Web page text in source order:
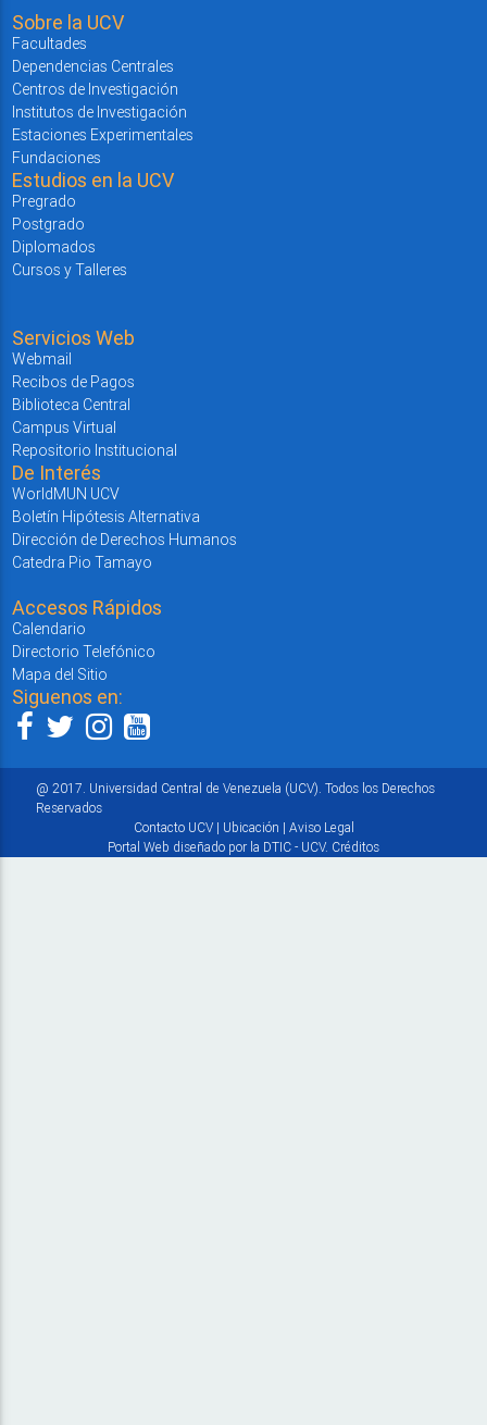
Sobre la UCV
Facultades
Dependencias Centrales
Centros de Investigación
Institutos de Investigación
Estaciones Experimentales
Fundaciones
Estudios en la UCV
Pregrado
Postgrado
Diplomados
Cursos y Talleres
Servicios Web
Webmail
Recibos de Pagos
Biblioteca Central
Campus Virtual
Repositorio Institucional
De Interés
WorldMUN UCV
Boletín Hipótesis Alternativa
Dirección de Derechos Humanos
Catedra Pio Tamayo
Accesos Rápidos
Calendario
Directorio Telefónico
Mapa del Sitio
Siguenos en:
@ 2017. Universidad Central de Venezuela (UCV). Todos los Derechos
Reservados
Contacto UCV| Ubicación | Aviso Legal
Portal Web diseñado por la DTIC - UCV. Créditos